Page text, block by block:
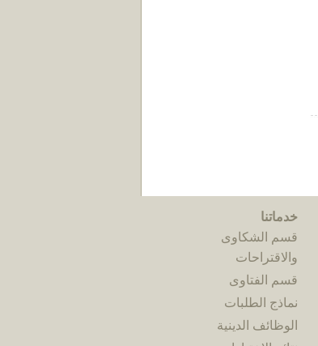
خدماتنا
قسم الشكاوى
والاقتراحات
قسم الفتاوى
نماذج الطلبات
الوظائف الدينية